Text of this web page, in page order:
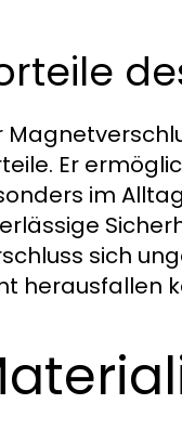
Er
im
sich
herausfallen